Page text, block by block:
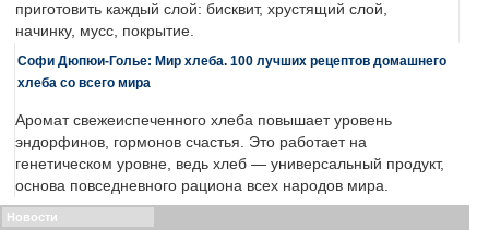
приготовить каждый слой: бисквит, хрустящий слой,
начинку, мусс, покрытие.
Софи Дюпюи-Голье: Мир хлеба. 100 лучших рецептов домашнего
хлеба со всего мира
Аромат свежеиспеченного хлеба повышает уровень
эндорфинов, гормонов счастья. Это работает на
генетическом уровне, ведь хлеб — универсальный продукт,
основа повседневного рациона всех народов мира.
Новости